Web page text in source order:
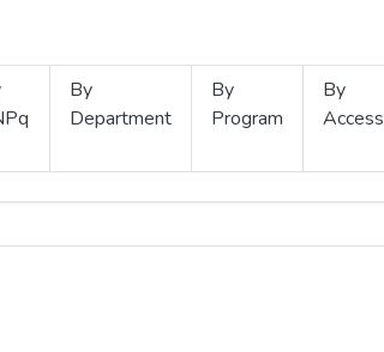
By
Department
By
Program
By
Access